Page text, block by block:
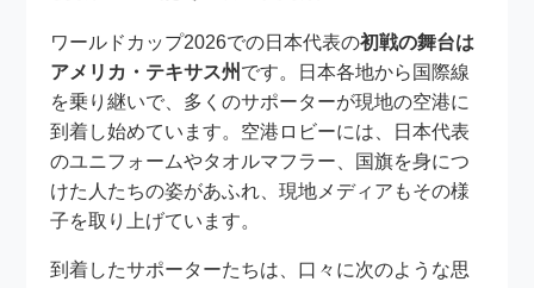
ワールドカップ2026での日本代表の初戦の舞台は
アメリカ・テキサス州 です。日本各地から国際線
を乗り継いで、多くのサポーターが現地の空港に
到着し始めています。空港ロビーには、日本代表
のユニフォームやタオルマフラー、国旗を身につ
けた人たちの姿があふれ、現地メディアもその様
子を取り上げています。
到着したサポーターたちは、口々に次のような思